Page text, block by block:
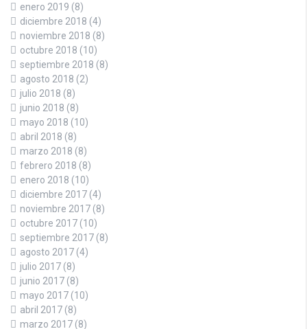
enero 2019 (8)
diciembre 2018 (4)
noviembre 2018 (8)
octubre 2018 (10)
septiembre 2018 (8)
agosto 2018 (2)
julio 2018 (8)
junio 2018 (8)
mayo 2018 (10)
abril 2018 (8)
marzo 2018 (8)
febrero 2018 (8)
enero 2018 (10)
diciembre 2017 (4)
noviembre 2017 (8)
octubre 2017 (10)
septiembre 2017 (8)
agosto 2017 (4)
julio 2017 (8)
junio 2017 (8)
mayo 2017 (10)
abril 2017 (8)
marzo 2017 (8)